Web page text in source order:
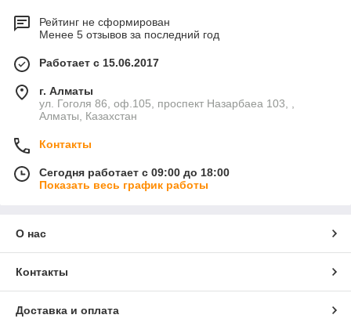
Рейтинг не сформирован
Менее 5 отзывов за последний год
Работает с 15.06.2017
г. Алматы
ул. Гоголя 86, оф.105, проспект Назарбаеа 103, ,
Алматы, Казахстан
Контакты
Сегодня работает с 09:00 до 18:00
Показать весь график работы
О нас
Контакты
Доставка и оплата